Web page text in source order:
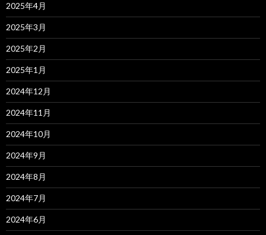
2025年4月
2025年3月
2025年2月
2025年1月
2024年12月
2024年11月
2024年10月
2024年9月
2024年8月
2024年7月
2024年6月